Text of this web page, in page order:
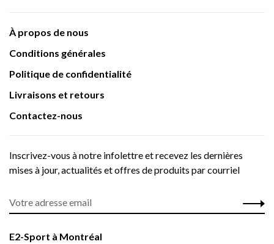
À propos de nous
Conditions générales
Politique de confidentialité
Livraisons et retours
Contactez-nous
Inscrivez-vous à notre infolettre et recevez les dernières
mises à jour, actualités et offres de produits par courriel
E2-Sport à Montréal